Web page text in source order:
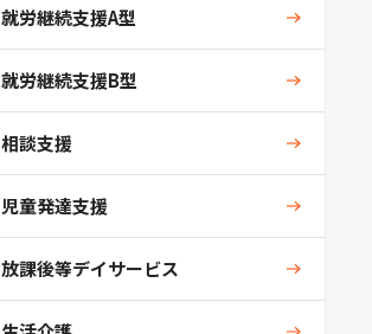
就労継続支援A型
就労継続支援B型
相談支援
児童発達支援
放課後等デイサービス